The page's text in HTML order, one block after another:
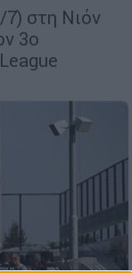
7) στη Νιόν
3ο